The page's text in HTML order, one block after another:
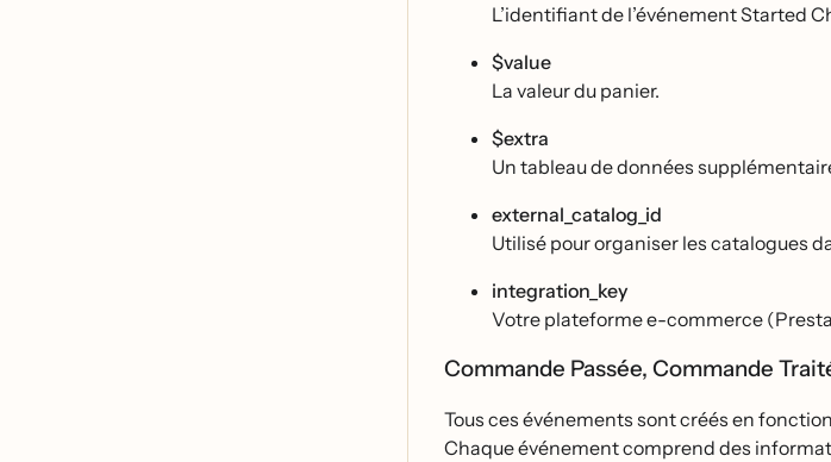
L’identifiant de l’événement Started
$value
La valeur du panier.
$extra
Un tableau de données
external_catalog_id
Utilisé pour organiser les catalogues
integration_key
Votre plateforme e-commerce
Commande Passée, Commande
Tous ces événements sont créés en
Chaque événement comprend des